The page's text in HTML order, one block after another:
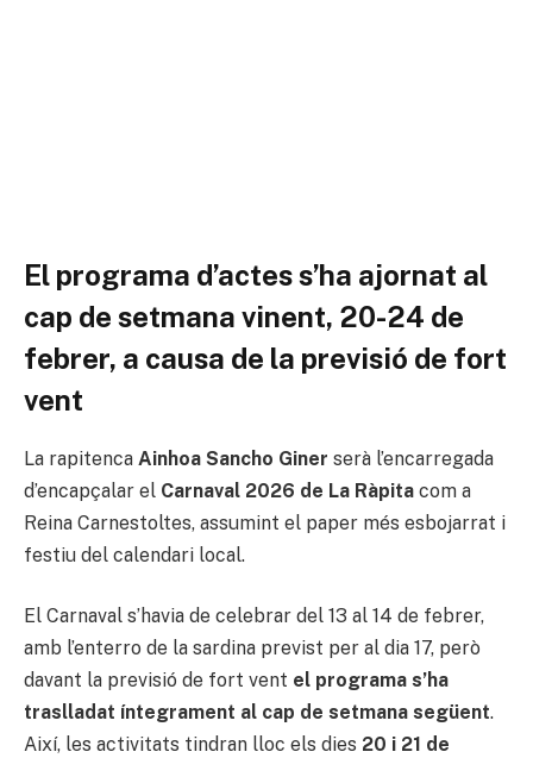
El programa d’actes s’ha ajornat al
cap de setmana vinent, 20-24 de
febrer, a causa de la previsió de fort
vent
La rapitenca Ainhoa Sancho Giner serà l’encarregada
d’encapçalar el Carnaval 2026 de La Ràpita com a
Reina Carnestoltes, assumint el paper més esbojarrat i
festiu del calendari local.
El Carnaval s’havia de celebrar del 13 al 14 de febrer,
amb l’enterro de la sardina previst per al dia 17, però
davant la previsió de fort vent el programa s’ha
traslladat íntegrament al cap de setmana següent.
Així, les activitats tindran lloc els dies 20 i 21 de